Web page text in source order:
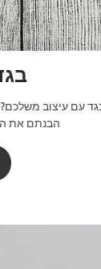
עם עיצוב משלכם?
הבנתם את